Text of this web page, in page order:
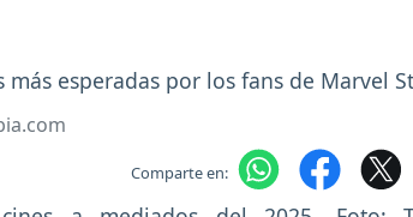
esperadas por los fans de Marvel
Comparte en: